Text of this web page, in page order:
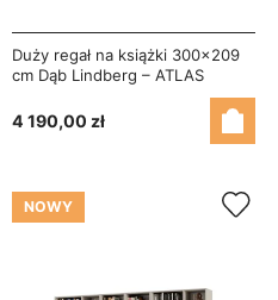
Duży regał na książki 300x209
cm Dąb Lindberg – ATLAS
4 190,00 zł
NOWY